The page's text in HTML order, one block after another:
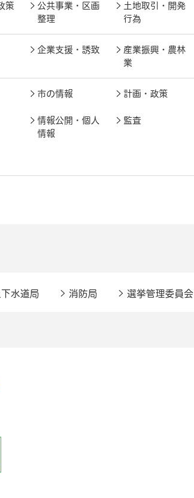
策
公共事業・区画
整理
土地取引・開発
行為
企業支援・誘致
産業振興・農林
業
市の情報 計画・政策
情報公開・個人
情報
監査
下水道局 消防局 選挙管理委員会